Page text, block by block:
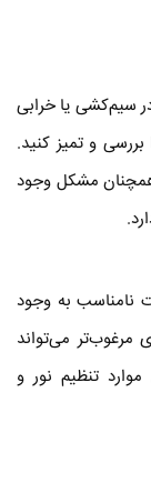
سیم‌کشی یا خرابی
بررسی و تمیز کنید.
مشکل وجود
نامناسب به وجود
مرغوب‌تر می‌تواند
تنظیم نور و